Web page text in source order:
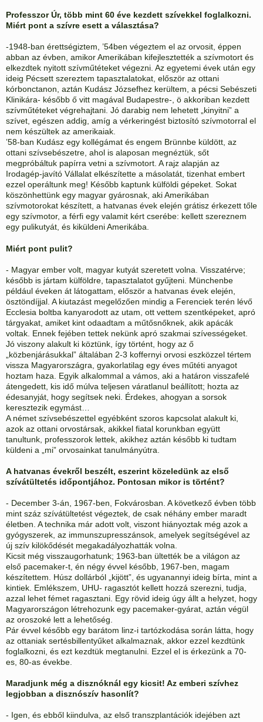
Professzor Úr, több mint 60 éve kezdett szívekkel foglalkozni.
Miért pont a szívre esett a választása?
-1948-ban érettségiztem, ’54ben végeztem el az orvosit, éppen
abban az évben, amikor Amerikában kifejlesztették a szívmotort és
elkezdtek nyitott szívműtéteket végezni. Az egyetemi évek után egy
ideig Pécsett szereztem tapasztalatokat, először az ottani
kórbonctanon, aztán Kudász Józsefhez kerültem, a pécsi Sebészeti
Klinikára- később ő vitt magával Budapestre-, ö akkoriban kezdett
szívműtéteket végrehajtani. Jó darabig nem lehetett „kinyitni” a
szívet, egészen addig, amíg a vérkeringést biztosító szívmotorral el
nem készültek az amerikaiak.
’58-ban Kudász egy kollégámat és engem Brünnbe küldött, az
ottani szívsebészetre, ahol is alaposan megnéztük, sőt
megpróbáltuk papírra vetni a szívmotort. A rajz alapján az
Irodagép-javító Vállalat elkészítette a másolatát, tizenhat embert
ezzel operáltunk meg! Később kaptunk külföldi gépeket. Sokat
köszönhettünk egy magyar gyárosnak, aki Amerikában
szívmotorokat készített, a hatvanas évek elején grátisz érkezett tőle
egy szívmotor, a férfi egy valamit kért cserébe: kellett szereznem
egy pulikutyát, és kiküldeni Amerikába.
Miért pont pulit?
- Magyar ember volt, magyar kutyát szeretett volna. Visszatérve;
később is jártam külföldre, tapasztalatot gyűjteni. Münchenbe
például éveken át látogattam, először a hatvanas évek elején,
ösztöndíjjal. A kiutazást megelőzően mindig a Ferenciek terén lévő
Ecclesia boltba kanyarodott az utam, ott vettem szentképeket, apró
tárgyakat, amiket kint odaadtam a műtősnőknek, akik apácák
voltak. Ennek fejében tettek nekünk apró szakmai szívességeket.
Jó viszony alakult ki köztünk, így történt, hogy az ő
„közbenjárásukkal” általában 2-3 koffernyi orvosi eszközzel tértem
vissza Magyarországra, gyakorlatilag egy éves műtéti anyagot
hoztam haza. Egyik alkalommal a vámos, aki a határon visszafelé
átengedett, kis idő múlva teljesen váratlanul beállított; hozta az
édesanyját, hogy segítsek neki. Érdekes, ahogyan a sorsok
keresztezik egymást…
A német szívsebészettel egyébként szoros kapcsolat alakult ki,
azok az ottani orvostársak, akikkel fiatal korunkban együtt
tanultunk, professzorok lettek, akikhez aztán később ki tudtam
küldeni a „mi” orvosainkat tanulmányútra.
A hatvanas évekről beszélt, eszerint közeledünk az első
szívátültetés időpontjához. Pontosan mikor is történt?
- December 3-án, 1967-ben, Fokvárosban. A következő évben több
mint száz szívátültetést végeztek, de csak néhány ember maradt
életben. A technika már adott volt, viszont hiányoztak még azok a
gyógyszerek, az immunszupresszánsok, amelyek segítségével az
új szív kilökődését megakadályozhatták volna.
Kicsit még visszaugorhatunk; 1963-ban ültették be a világon az
első pacemaker-t, én négy évvel később, 1967-ben, magam
készítettem. Húsz dollárból „kijött”, és ugyanannyi ideig bírta, mint a
kintiek. Emlékszem, UHU- ragasztót kellett hozzá szerezni, tudja,
azzal lehet fémet ragasztani. Egy rövid ideig úgy állt a helyzet, hogy
Magyarországon létrehozunk egy pacemaker-gyárat, aztán végül
az oroszoké lett a lehetőség.
Pár évvel később egy barátom linz-i tartózkodása során látta, hogy
az ottaniak sertésbillentyűket alkalmaznak, akkor ezzel kezdtünk
foglalkozni, és ezt kezdtük megtanulni. Ezzel el is érkezünk a 70-
es, 80-as évekbe.
Maradjunk még a disznóknál egy kicsit! Az emberi szívhez
legjobban a disznószív hasonlít?
- Igen, és ebből kiindulva, az első transzplantációk idejében azt